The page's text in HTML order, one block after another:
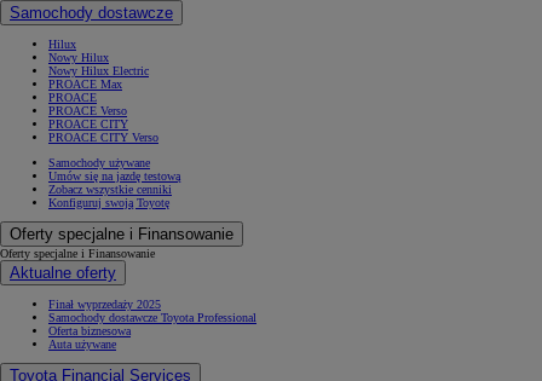
Samochody dostawcze
Hilux
Nowy Hilux
Nowy Hilux Electric
PROACE Max
PROACE
PROACE Verso
PROACE CITY
PROACE CITY Verso
Samochody używane
Umów się na jazdę testową
Zobacz wszystkie cenniki
Konfiguruj swoją Toyotę
Oferty specjalne i Finansowanie
Oferty specjalne i Finansowanie
Aktualne oferty
Finał wyprzedaży 2025
Samochody dostawcze Toyota Professional
Oferta biznesowa
Auta używane
Toyota Financial Services